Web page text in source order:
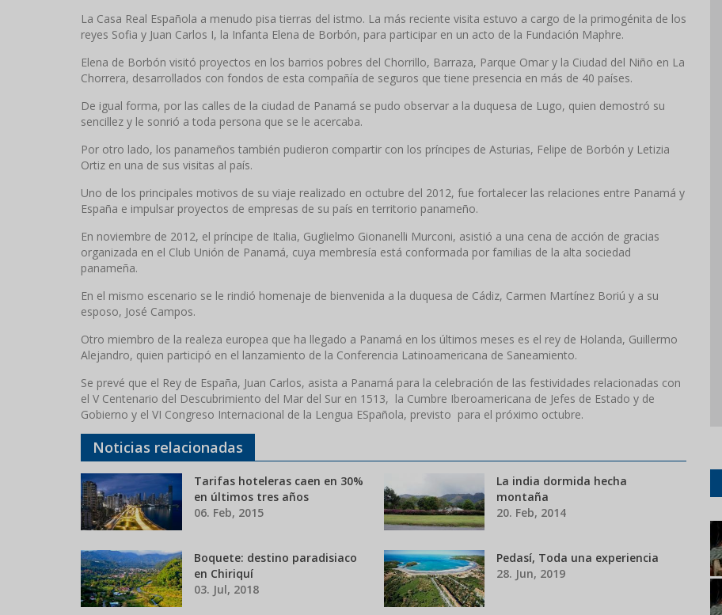
La Casa Real Española a menudo pisa tierras del istmo. La más reciente visita estuvo a cargo de la primogénita de los
reyes Sofia y Juan Carlos I, la Infanta Elena de Borbón, para participar en un acto de la Fundación Maphre.
Elena de Borbón visitó proyectos en los barrios pobres del Chorrillo, Barraza, Parque Omar y la Ciudad del Niño en La
Chorrera, desarrollados con fondos de esta compañía de seguros que tiene presencia en más de 40 países.
De igual forma, por las calles de la ciudad de Panamá se pudo observar a la duquesa de Lugo, quien demostró su
sencillez y le sonrió a toda persona que se le acercaba.
Por otro lado, los panameños también pudieron compartir con los príncipes de Asturias, Felipe de Borbón y Letizia
Ortiz en una de sus visitas al país.
Uno de los principales motivos de su viaje realizado en octubre del 2012, fue fortalecer las relaciones entre Panamá y
España e impulsar proyectos de empresas de su país en territorio panameño.
En noviembre de 2012, el príncipe de Italia, Guglielmo Gionanelli Murconi, asistió a una cena de acción de gracias
organizada en el Club Unión de Panamá, cuya membresía está conformada por familias de la alta sociedad
panameña.
En el mismo escenario se le rindió homenaje de bienvenida a la duquesa de Cádiz, Carmen Martínez Boriú y a su
esposo, José Campos.
Otro miembro de la realeza europea que ha llegado a Panamá en los últimos meses es el rey de Holanda, Guillermo
Alejandro, quien participó en el lanzamiento de la Conferencia Latinoamericana de Saneamiento.
Se prevé que el Rey de España, Juan Carlos, asista a Panamá para la celebración de las festividades relacionadas con
el V Centenario del Descubrimiento del Mar del Sur en 1513, la Cumbre Iberoamericana de Jefes de Estado y de
Gobierno y el VI Congreso Internacional de la Lengua ESpañola, previsto para el próximo octubre.
Noticias relacionadas
Tarifas hoteleras caen en 30%
en últimos tres años
06. Feb, 2015
La india dormida hecha
montaña
20. Feb, 2014
Boquete: destino paradisiaco
en Chiriquí
03. Jul, 2018
Pedasí, Toda una experiencia
28. Jun, 2019